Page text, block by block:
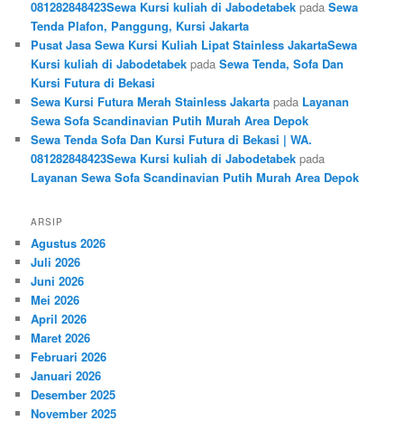
081282848423Sewa Kursi kuliah di Jabodetabek padaSewa
Tenda Plafon, Panggung, Kursi Jakarta
Pusat Jasa Sewa Kursi Kuliah Lipat Stainless JakartaSewa
Kursi kuliah di Jabodetabek padaSewa Tenda, Sofa Dan
Kursi Futura di Bekasi
Sewa Kursi Futura Merah Stainless Jakarta pada Layanan
Sewa Sofa Scandinavian Putih Murah Area Depok
Sewa Tenda Sofa Dan Kursi Futura di Bekasi | WA.
081282848423Sewa Kursi kuliah di Jabodetabek pada
Layanan Sewa Sofa Scandinavian Putih Murah Area Depok
ARSIP
Agustus 2026
Juli 2026
Juni 2026
Mei 2026
April 2026
Maret 2026
Februari 2026
Januari 2026
Desember 2025
November 2025